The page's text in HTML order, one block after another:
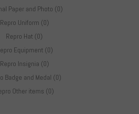
Paper and Photo (0)
Repro Uniform (0)
Repro Hat (0)
Equipment (0)
Repro Insignia (0)
Badge and Medal (0)
Other items (0)